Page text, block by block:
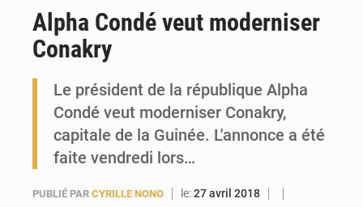
Guinée : lancement du Club des financeurs pour faciliter l’accès des PME aux financements
Guinée : Amara Camara prend la coordination de l’action de l’État en l’absence du président Mamadi Doumbouya
Forces Vives en Guinée : la coalition critique la gestion de Mamadi Doumbouya
Alpha Condé veut moderniser
Conakry
Le président de la république Alpha
Condé veut moderniser Conakry,
capitale de la Guinée. L'annonce a été
faite vendredi lors…
PUBLIÉ PAR CYRILLE NONO le:27 avril 2018